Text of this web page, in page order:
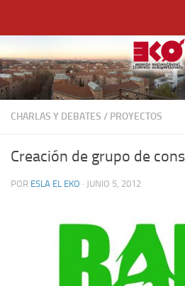
CHARLAS Y DEBATES / PROYECTOS
Creación de grupo de
POR ESLA EL EKO · JUNIO 5, 2012